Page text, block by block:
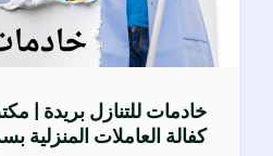
خادمات للتنازل بريدة |
كفالة العاملات المنزلية
كفالة
العاملات
بسرعة